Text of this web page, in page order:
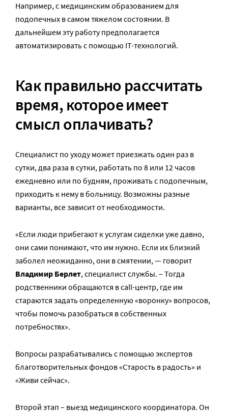
Например, с медицинским образованием для
подопечных в самом тяжелом состоянии. В
дальнейшем эту работу предполагается
автоматизировать с помощью IT-технологий.
Как правильно рассчитать
время, которое имеет
смысл оплачивать?
Специалист по уходу может приезжать один раз в
сутки, два раза в сутки, работать по 8 или 12 часов
ежедневно или по будням, проживать с подопечным,
приходить к нему в больницу. Возможны разные
варианты, все зависит от необходимости.
«Если люди прибегают к услугам сиделки уже давно,
они сами понимают, что им нужно. Если их близкий
заболел неожиданно, они в смятении, — говорит
Владимир Берлет, специалист службы. – Тогда
родственники обращаются в call-центр, где им
стараются задать определенную «воронку» вопросов,
чтобы помочь разобраться в собственных
потребностях».
Вопросы разрабатывались с помощью экспертов
благотворительных фондов «Старость в радость» и
«Живи сейчас».
Второй этап – выезд медицинского координатора. Он